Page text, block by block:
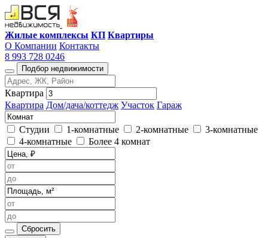
Жилые комплексы КП Квартиры
О Компании Контакты
8 993 728 0246
Подбор недвижимости
Квартира
Квартира Дом/дача/коттедж Участок Гараж
Студии 1-комнатные 2-комнатные
3-комнатные
4-комнатные
Более 4 комнат
Сбросить